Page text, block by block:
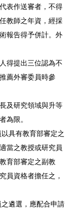
表作送審者，不得
教師之年資，經採
報告得予併計。外
得提出三位認為不
薦外審委員時參
及研究領域與升等
為限。
具有教育部審定之
當之教授或研究員
育部審定之副教
員資格者擔任之，
遴選，應配合申請